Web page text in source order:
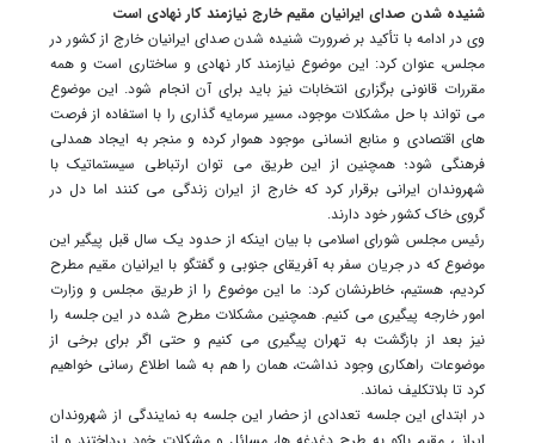
شنیده شدن صدای ایرانیان مقیم خارج نیازمند کار نهادی است
وی در ادامه با تأکید بر ضرورت شنیده شدن صدای ایرانیان خارج از کشور در
مجلس، عنوان کرد: این موضوع نیازمند کار نهادی و ساختاری است و همه
مقررات قانونی برگزاری انتخابات نیز باید برای آن انجام شود. این موضوع
می تواند با حل مشکلات موجود، مسیر سرمایه گذاری را با استفاده از فرصت
های اقتصادی و منابع انسانی موجود هموار کرده و منجر به ایجاد همدلی
فرهنگی شود؛ همچنین از این طریق می توان ارتباطی سیستماتیک با
شهروندان ایرانی برقرار کرد که خارج از ایران زندگی می کنند اما دل در
گروی خاک کشور خود دارند.
رئیس مجلس شورای اسلامی با بیان اینکه از حدود یک سال قبل پیگیر این
موضوع که در جریان سفر به آفریقای جنوبی و گفتگو با ایرانیان مقیم مطرح
کردیم، هستیم، خاطرنشان کرد: ما این موضوع را از طریق مجلس و وزارت
امور خارجه پیگیری می کنیم. همچنین مشکلات مطرح شده در این جلسه را
نیز بعد از بازگشت به تهران پیگیری می کنیم و حتی اگر برای برخی از
موضوعات راهکاری وجود نداشت، همان را هم به شما اطلاع رسانی خواهیم
کرد تا بلاتکلیف نماند.
در ابتدای این جلسه تعدادی از حضار این جلسه به نمایندگی از شهروندان